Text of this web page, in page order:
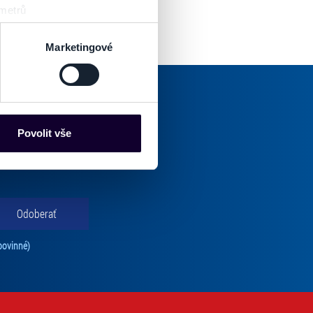
prstu)
. Svůj souhlas
mohou představovat
obsahu a reklam.
Marketingové
Povolit vše
pošty.
Odoberať
Tento súhlas je povinný na odber newslettra. Bez súhlasu nie je možné vás